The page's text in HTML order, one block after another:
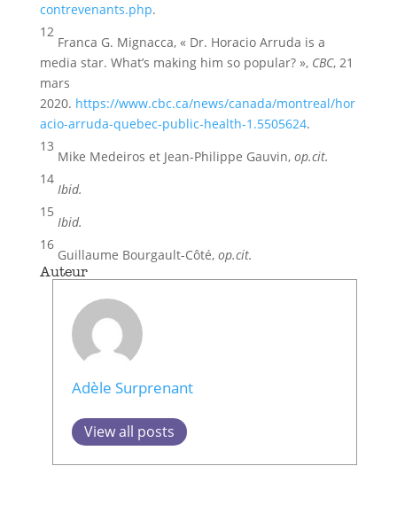
contrevenants.php.
12
Franca G. Mignacca, « Dr. Horacio Arruda is a
media star. What’s making him so popular? », CBC, 21
mars
2020. https://www.cbc.ca/news/canada/montreal/hor
acio-arruda-quebec-public-health-1.5505624.
13
Mike Medeiros et Jean-Philippe Gauvin, op.cit.
14
Ibid.
15
Ibid.
16
Guillaume Bourgault-Côté, op.cit.
Auteur
Adèle Surprenant
View all posts